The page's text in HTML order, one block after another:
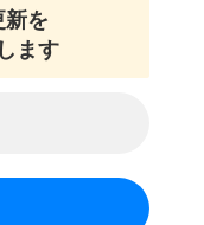
新を
ます